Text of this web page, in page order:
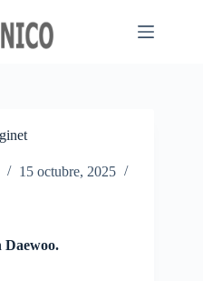
15 octubre, 2025
Daewoo.